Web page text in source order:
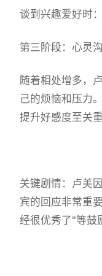
谈到兴趣爱好时
第三阶段：心灵
随着相处增多，
己的烦恼和压力
提升好感度至关重
关键剧情：卢美
宾的回应非常重
经很优秀了"等鼓